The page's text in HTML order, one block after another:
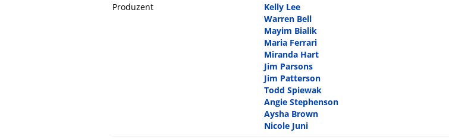
Produzent
Kelly Lee
Warren Bell
Mayim Bialik
Maria Ferrari
Miranda Hart
Jim Parsons
Jim Patterson
Todd Spiewak
Angie Stephenson
Aysha Brown
Nicole Juni